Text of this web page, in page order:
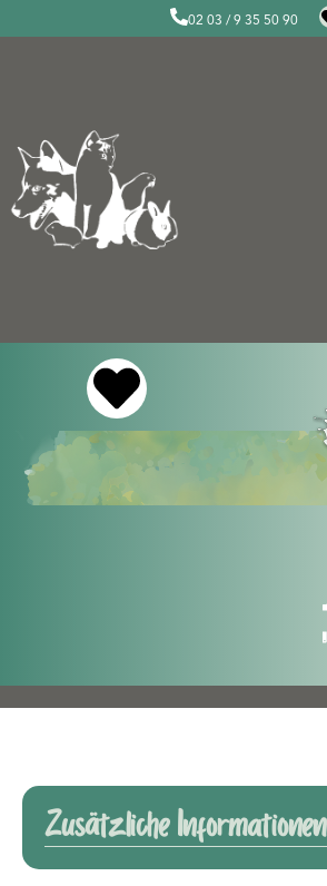
02 03 / 9 35 50 90
Zusätzliche Informationen